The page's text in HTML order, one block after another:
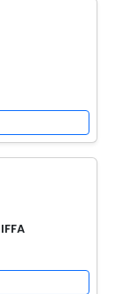
EL CHIFFA